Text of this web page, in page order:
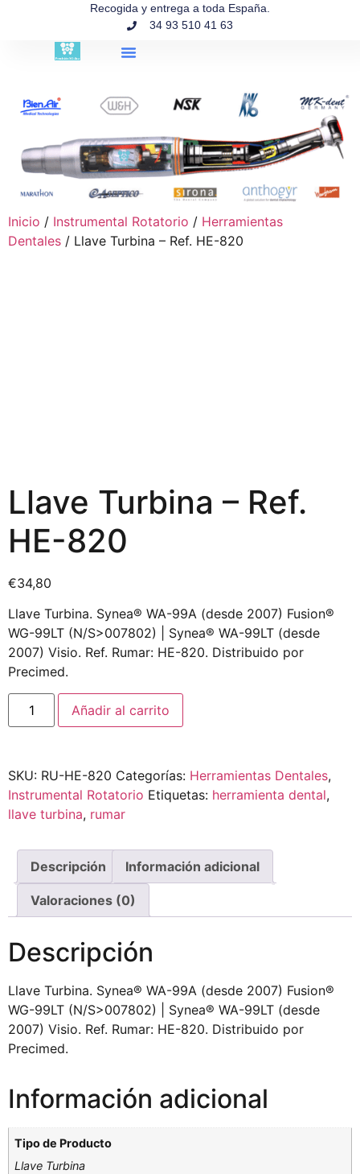
Recogida y entrega a toda España.
34 93 510 41 63
Inicio / Instrumental Rotatorio / Herramientas
Dentales / Llave Turbina – Ref. HE-820
Llave Turbina – Ref.
HE-820
€34,80
Llave Turbina. Synea® WA-99A (desde 2007) Fusion®
WG-99LT (N/S>007802) | Synea® WA-99LT (desde
2007) Visio. Ref. Rumar: HE-820. Distribuido por
Precimed.
Añadir al carrito
SKU: RU-HE-820 Categorías: Herramientas Dentales,
Instrumental Rotatorio Etiquetas: herramienta dental,
llave turbina, rumar
Descripción Información adicional
Valoraciones (0)
Descripción
Llave Turbina. Synea® WA-99A (desde 2007) Fusion®
WG-99LT (N/S>007802) | Synea® WA-99LT (desde
2007) Visio. Ref. Rumar: HE-820. Distribuido por
Precimed.
Información adicional
Tipo de Producto
Llave Turbina